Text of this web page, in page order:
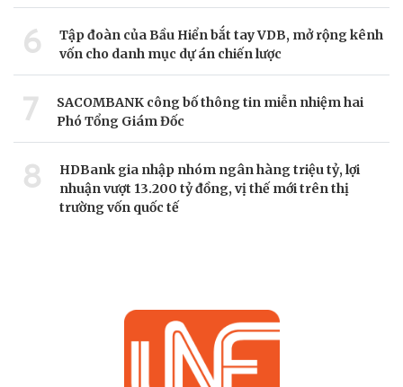
6
Tập đoàn của Bầu Hiển bắt tay VDB, mở rộng kênh
vốn cho danh mục dự án chiến lược
7
SACOMBANK công bố thông tin miễn nhiệm hai
Phó Tổng Giám Đốc
8
HDBank gia nhập nhóm ngân hàng triệu tỷ, lợi
nhuận vượt 13.200 tỷ đồng, vị thế mới trên thị
trường vốn quốc tế